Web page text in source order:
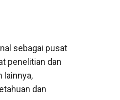
sebagai pusat
penelitian dan
lainnya,
dan